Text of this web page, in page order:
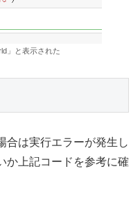
」と表示された
合は実行エラーが発生し
か上記コードを参考に確